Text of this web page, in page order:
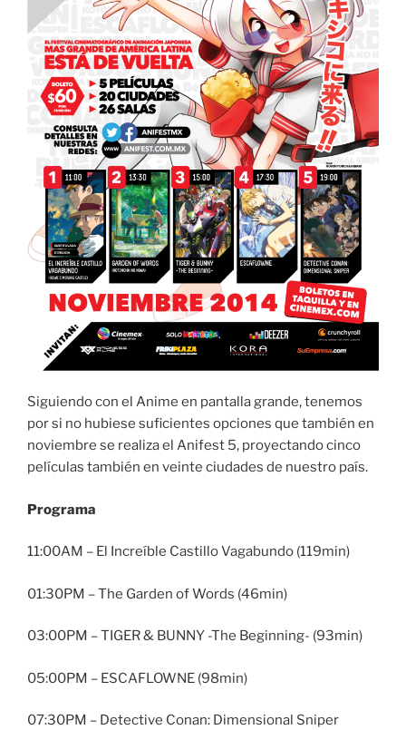
Siguiendo con el Anime en pantalla grande, tenemos
por si no hubiese suficientes opciones que también en
noviembre se realiza el Anifest 5, proyectando cinco
películas también en veinte ciudades de nuestro país.
Programa
11:00AM – El Increíble Castillo Vagabundo (119min)
01:30PM – The Garden of Words (46min)
03:00PM – TIGER & BUNNY -The Beginning- (93min)
05:00PM – ESCAFLOWNE (98min)
07:30PM – Detective Conan: Dimensional Sniper